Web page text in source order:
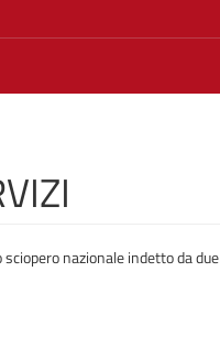
nazionale indetto da due